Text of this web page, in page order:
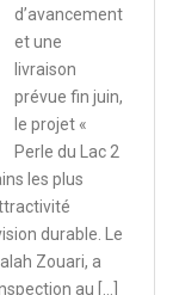
d’avancement
et une
livraison
prévue fin juin,
le projet «
Perle du Lac 2
les plus
durable. Le
Zouari, a
au […]